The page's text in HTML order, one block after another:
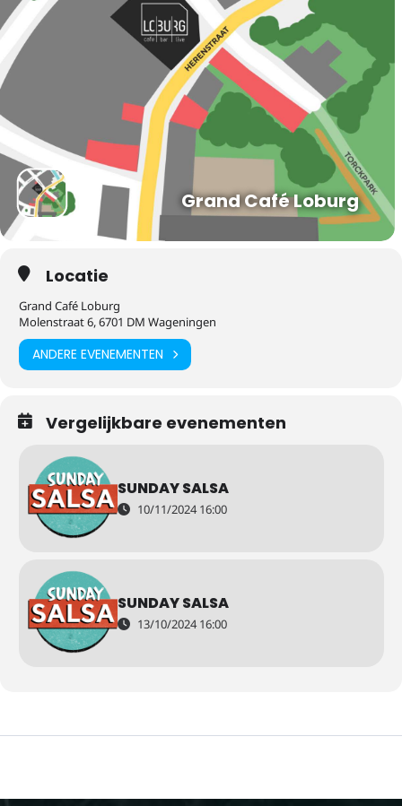
Grand Café Loburg
Locatie
Grand Café Loburg
Molenstraat 6, 6701 DM Wageningen
ANDERE EVENEMENTEN
Vergelijkbare evenementen
SUNDAY SALSA
10/11/2024 16:00
SUNDAY SALSA
13/10/2024 16:00